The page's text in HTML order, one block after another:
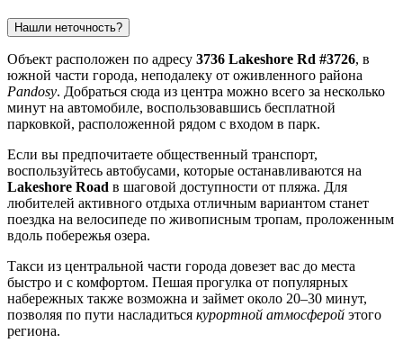
Нашли неточность?
Объект расположен по адресу 3736 Lakeshore Rd #3726, в
южной части города, неподалеку от оживленного района
Pandosy. Добраться сюда из центра можно всего за несколько
минут на автомобиле, воспользовавшись бесплатной
парковкой, расположенной рядом с входом в парк.
Если вы предпочитаете общественный транспорт,
воспользуйтесь автобусами, которые останавливаются на
Lakeshore Road в шаговой доступности от пляжа. Для
любителей активного отдыха отличным вариантом станет
поездка на велосипеде по живописным тропам, проложенным
вдоль побережья озера.
Такси из центральной части города довезет вас до места
быстро и с комфортом. Пешая прогулка от популярных
набережных также возможна и займет около 20–30 минут,
позволяя по пути насладиться курортной атмосферой этого
региона.